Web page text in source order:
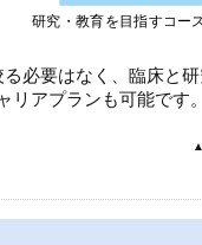
必要はなく、臨床と
リアプランも可能です。